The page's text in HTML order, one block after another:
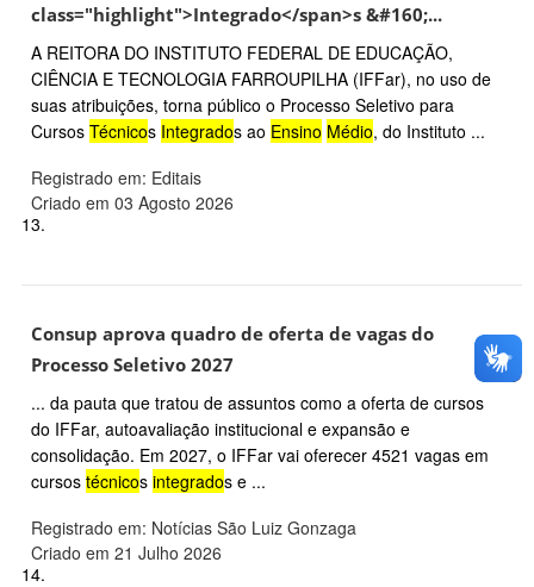
class="highlight">Integrado</span>s &#160;...
A REITORA DO INSTITUTO FEDERAL DE EDUCAÇÃO,
CIÊNCIA E TECNOLOGIA FARROUPILHA (IFFar), no uso de
suas atribuições, torna público o Processo Seletivo para
Cursos Técnicos Integrados ao Ensino Médio, do Instituto ...
Registrado em: Editais
Criado em 03 Agosto 2026
13.
Consup aprova quadro de oferta de vagas do
Processo Seletivo 2027
... da pauta que tratou de assuntos como a oferta de cursos
do IFFar, autoavaliação institucional e expansão e
consolidação. Em 2027, o IFFar vai oferecer 4521 vagas em
cursos técnicos integrados e ...
Registrado em: Notícias São Luiz Gonzaga
Criado em 21 Julho 2026
14.